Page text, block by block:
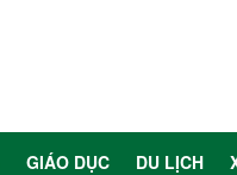
GIÁO DỤC DU LỊCH